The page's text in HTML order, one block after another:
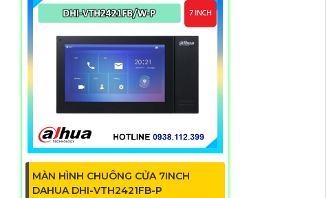
MÀN HÌNH CHUÔNG CỬA 7INCH
DAHUA DHI-VTH2421FB-P